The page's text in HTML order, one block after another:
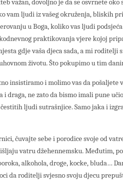
važan, dovoljno je da se osvrnete
vam ljudi iz vašeg okruženja, bliskih
u Boga, koliko vas ljudi
praktikovanja vjere kojoj
gdje vaša djeca sada, a mi roditelji
životu. Što pokupimo u tim
insistiramo i molimo vas da pošaljete
i draga, ne zato da bismo imali pune
ljudi sutrašnjice. Samo jaka i
čuvajte sebe i porodice svoje od
vatru džehennemsku. Međutim,
alkohola, droge, kocke, bluda…
da roditelji svjesno svoju djecu